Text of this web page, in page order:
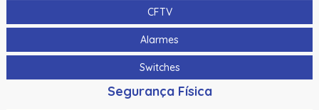
Botoeira/Botao De Saida Sem Toque Aco Inoxidavel
Hikvision Ds-K7P04 86X50X34Mm
Bts400 | Assa Abloy | Botoeira Tipo “No Touch”
Cabo Para Cameras Mobile 2 Metros Hikvision Ds-
CFTV
Alarmes
Switches
Segurança Física